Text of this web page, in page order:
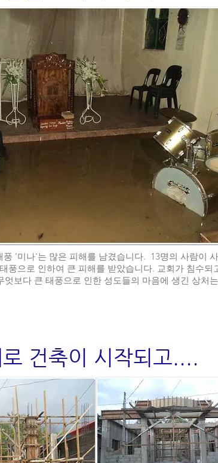
'미나'는 많은 피해를 남겼습니다. 13명의 사람이
풍으로 인하여 큰 피해를 받았습니다. 교회가 침수
엇보다 큰 태풍으로 인한 성도들의 마음에 생긴 상처
건축이 시작되고....